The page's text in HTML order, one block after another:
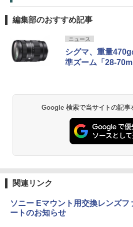
編集部のおすすめ記事
ニュース
シグマ、重量
準ズーム「28-
Google 検索で当サイトの記事
関連リンク
ソニー Eマウント用交換レンズ
ートのお知らせ